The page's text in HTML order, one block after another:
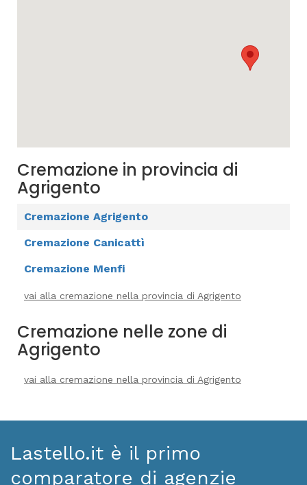
Cremazione in provincia di
Agrigento
Cremazione Agrigento
Cremazione Canicattì
Cremazione Menfi
vai alla cremazione nella provincia di Agrigento
Cremazione nelle zone di
Agrigento
vai alla cremazione nella provincia di Agrigento
Lastello.it è il primo
comparatore di agenzie